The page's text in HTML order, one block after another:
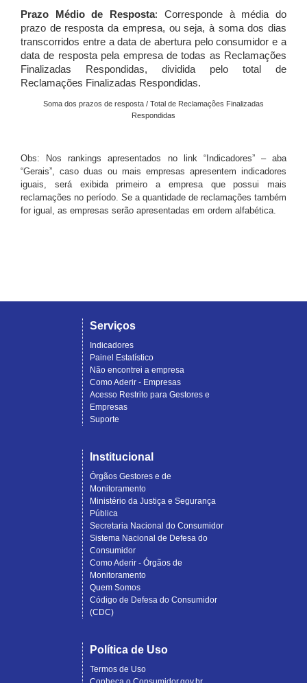
Prazo Médio de Resposta: Corresponde à média do
prazo de resposta da empresa, ou seja, à soma dos dias
transcorridos entre a data de abertura pelo consumidor e a
data de resposta pela empresa de todas as Reclamações
Finalizadas Respondidas, dividida pelo total de
Reclamações Finalizadas Respondidas.
Soma dos prazos de resposta / Total de Reclamações Finalizadas
Respondidas
Obs: Nos rankings apresentados no link “Indicadores” – aba
“Gerais”, caso duas ou mais empresas apresentem indicadores
iguais, será exibida primeiro a empresa que possui mais
reclamações no período. Se a quantidade de reclamações também
for igual, as empresas serão apresentadas em ordem alfabética.
Serviços
Indicadores
Painel Estatístico
Não encontrei a empresa
Como Aderir - Empresas
Acesso Restrito para Gestores e
Empresas
Suporte
Institucional
Órgãos Gestores e de
Monitoramento
Ministério da Justiça e Segurança
Pública
Secretaria Nacional do Consumidor
Sistema Nacional de Defesa do
Consumidor
Como Aderir - Órgãos de
Monitoramento
Quem Somos
Código de Defesa do Consumidor
(CDC)
Política de Uso
Termos de Uso